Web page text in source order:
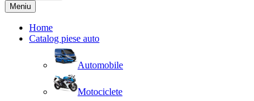
Meniu
Home
Catalog piese auto
Automobile
Motociclete